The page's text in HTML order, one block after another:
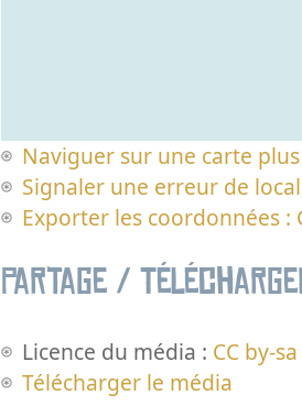
Naviguer sur une carte
Signaler une erreur de
Exporter les coordonnées :
Partage /
Licence du média : CC by-sa
Télécharger le média